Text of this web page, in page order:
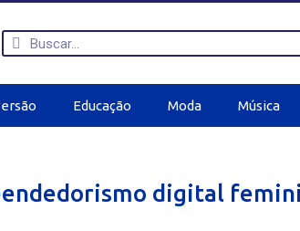
Educação Moda Música
digital